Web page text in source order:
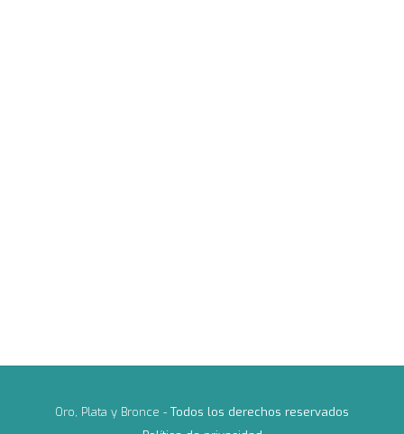
Oro, Plata y Bronce - Todos los derechos reservados